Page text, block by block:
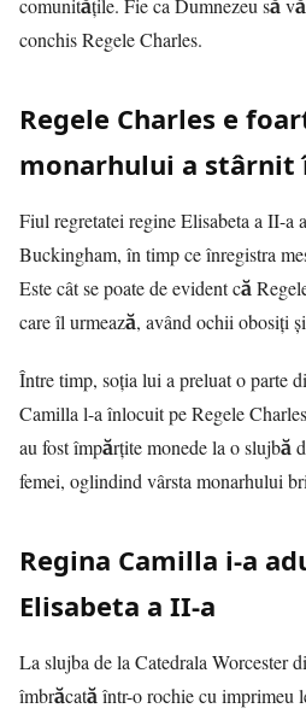
comunitățile. Fie ca Dumnezeu să
conchis Regele Charles.
Regele Charles e
monarhului a stârnit
Fiul regretatei regine Elisabeta a II-a
Buckingham, în timp ce înregistra
Este cât se poate de evident că
care îl urmează, având ochii obosiți
Între timp, soția lui a preluat o parte
Camilla l-a înlocuit pe Regele
au fost împărțite monede la o slujbă
femei, oglindind vârsta monarhului
Regina Camilla i-a
Elisabeta a II-a
La slujba de la Catedrala Worcester
îmbrăcată într-o rochie cu imprimeu